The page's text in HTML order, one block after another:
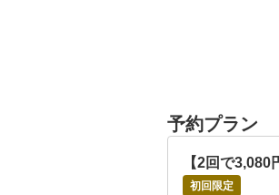
予約プラン
【2回で
初回限定